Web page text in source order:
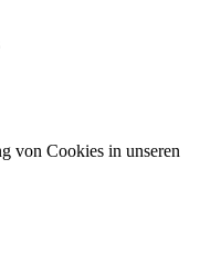
von Cookies in unseren